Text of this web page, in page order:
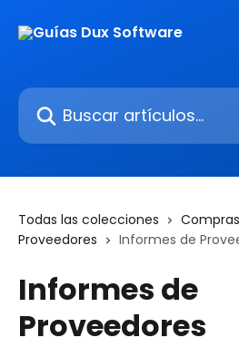
Buscar artículos...
Todas las colecciones
Proveedores
Informes de
Informes de
Proveedores